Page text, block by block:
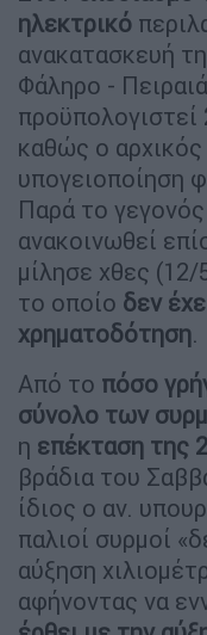
ηλεκτρικό
ανακατασκευή
Φάληρο -
προϋπολογιστεί
καθώς ο
υπογειοποίηση
Παρά το
ανακοινωθεί
μίλησε χθες (12/
το οποίο δεν
χρηματοδότηση.
Από το πόσο
σύνολο των
η επέκταση της
βράδια του
ίδιος ο αν.
παλιοί συρμοί
αύξηση
αφήνοντας να